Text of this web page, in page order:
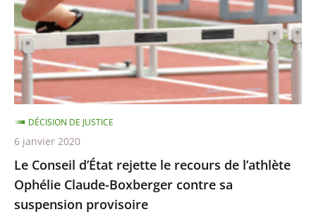
le
recours
de
l’athlète
Ophélie
Claude-
Boxberger
contre
sa
suspension
provisoire
Le Conseil d’État rejette le recours de l’athlète
Ophélie Claude-Boxberger contre sa
suspension provisoire
DÉCISION DE JUSTICE
6 janvier 2020